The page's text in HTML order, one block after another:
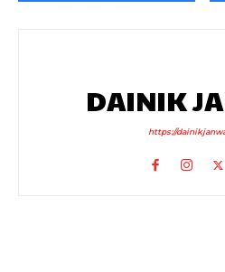
DAINIK
https://